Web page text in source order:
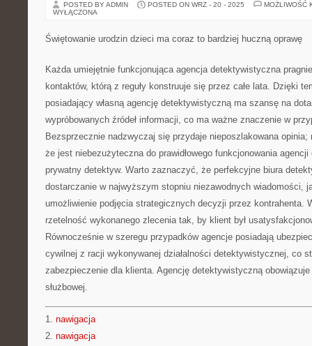
POSTED BY ADMIN POSTED ON WRZ - 20 - 2025
MOŻLIWOŚĆ
WYŁĄCZONA
Świętowanie urodzin dzieci ma coraz to bardziej huczną oprawę
Każda umiejętnie funkcjonująca agencja detektywistyczna
kontaktów, którą z reguły konstruuje się przez całe lata. Dzięki
posiadający własną agencję detektywistyczną ma szansę na
wypróbowanych źródeł informacji, co ma ważne znaczenie w
Bezsprzecznie nadzwyczaj się przydaje nieposzlakowana
że jest niebezużyteczna do prawidłowego funkcjonowania
prywatny detektyw. Warto zaznaczyć, że perfekcyjne biura
dostarczanie w najwyższym stopniu niezawodnych wiadomości,
umożliwienie podjęcia strategicznych decyzji przez kontrahenta.
rzetelność wykonanego zlecenia tak, by klient był
Równocześnie w szeregu przypadków agencje posiadają
cywilnej z racji wykonywanej działalności detektywistycznej, co
zabezpieczenie dla klienta. Agencję detektywistyczną
służbowej.
1. nawigacja
2. nawigacja